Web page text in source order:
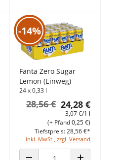
-14%
Fanta Zero Sugar
Lemon (Einweg)
24 x 0,33 l
24,28 €
28,56 €
3,07 €/1 l
inkl. MwSt., zzgl. Versand
(+ Pfand 0,25 €)
Tiefstpreis: 28,56 €*